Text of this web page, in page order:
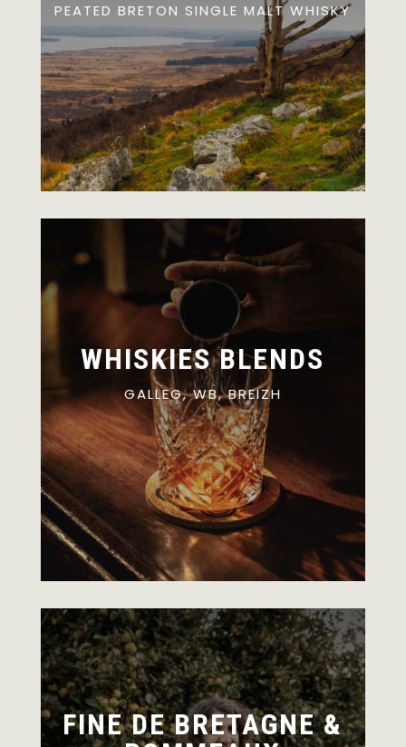
PEATED BRETON SINGLE MALT WHISKY
WHISKIES BLENDS
GALLEG, WB, BREIZH
FINE DE BRETAGNE &